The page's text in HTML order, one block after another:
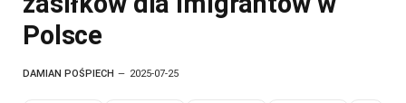
Polsce
DAMIAN POŚPIECH 2025-07-25